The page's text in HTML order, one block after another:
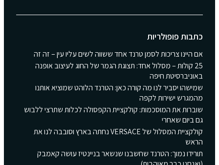
כתבות פופולריות
אם היינו צריכות לסמן טרנד אחד ששווה לשים עליו עין – זה זה
25 קולות – מסלול אחד: תצוגת הגמר של החוג לעיצוב אופנה
באוניברסיטת חיפה
שמישהו יסביר לנו מה קורה כאן: הטרנד הלוהט שמוציא אותנו
מהמגרש ישירות לקפה
שוברות את המוסכמות: קולקציית הקפסולה לכלות שתרצי ללבוש
גם ביום שאחרי
קולקציית המסלול של VERSACE נחתה בארץ וסובבה לנו את
הראש
תורידו נמוך: הטרנד שחשבנו שנשאר בניינטיז עושה קאמבק